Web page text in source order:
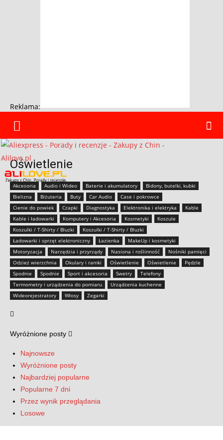
Reklama:
Oświetlenie
Akcesoria Audio i Wideo Baterie i akumulatory
Bidony, butelki, kubki
Bielizna
Biżuteria Buty Car Audio
Case i pokrowce
Cienie do powiek
Czapki Diagnostyka Elektronika i elektryka
Kable
Kable i ładowarki
Komputery i Akcesoria Kosmetyki
Koszule
Koszulki / T-Shirty / Bluzki
Koszulki / T-Shirty / Bluzki
Ładowarki i sprzęt elektroniczny
Łazienka
MakeUp i kosmetyki
Motoryzacja
Narzędzia i przyrządy Nasiona i roślinność
Nośniki pamięci
Odzież wierzchnia
Okulary i ramki Oświetlenie Oświetlenie
Pędzle
Spodnie
Spodnie Sport i akcesoria Swetry
Telefony
Termometry i urządzenia do pomiaru
Urządzenia kuchenne
Wideorejestratory
Włosy Zegarki
Wyróżnione posty
Najnowsze
Wyróżnione posty
Najbardziej popularne
Popularne 7 dni
Przez wynik przeglądania
Losowe